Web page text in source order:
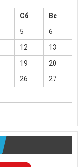
Сб
Вс
5
6
12
13
19
20
26
27